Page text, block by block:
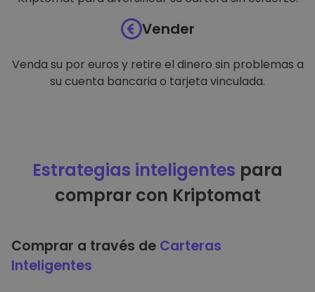
Vender
Venda su por euros y retire el dinero sin problemas a
su cuenta bancaria o tarjeta vinculada.
Estrategias inteligentes para
comprar con Kriptomat
Comprar a través de Carteras
Inteligentes